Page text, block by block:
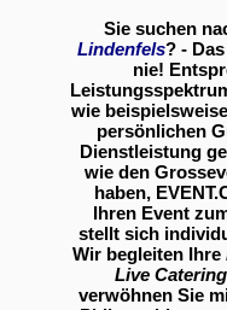
Sie suchen
Lindenfels? -
nie!
wie
persönlichen
Dienstleistung
wie den
haben,
Ihren Event
stellt sich
Wir begleiten Ihre
Live Catering
verwöhnen Sie